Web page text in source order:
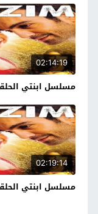
02:14:19
مسلسل ابنتي الحلقة 34
02:19:14
مسلسل ابنتي الحلقة